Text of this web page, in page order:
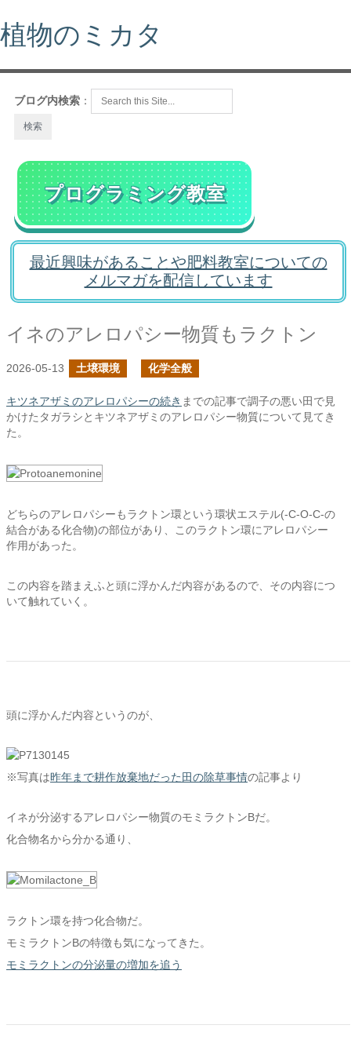
植物のミカタ
ブログ内検索 ：
プログラミング教室
最近興味があることや肥料教室についての
メルマガを配信しています
イネのアレロパシー物質もラクトン
2026-05-13 土壌環境 化学全般
キツネアザミのアレロパシーの続き までの記事で調子の悪い田で見
かけたタガラシとキツネアザミのアレロパシー物質について見てき
た。
どちらのアレロパシーもラクトン環という環状エステル(-C-O-C-の
結合がある化合物)の部位があり、このラクトン環にアレロパシー
作用があった。
この内容を踏まえふと頭に浮かんだ内容があるので、その内容につ
いて触れていく。
頭に浮かんだ内容というのが、
※写真は昨年まで耕作放棄地だった田の除草事情の記事より
イネが分泌するアレロパシー物質のモミラクトンBだ。
化合物名から分かる通り、
ラクトン環を持つ化合物だ。
モミラクトンBの特徴も気になってきた。
モミラクトンの分泌量の増加を追う